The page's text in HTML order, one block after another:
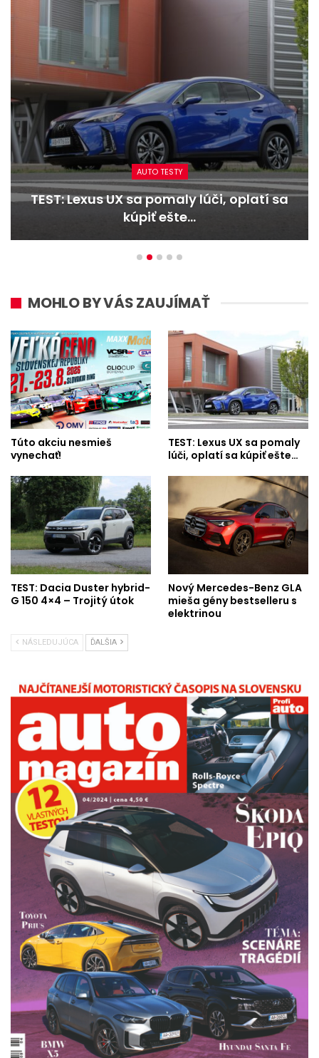
AUTO TESTY
TEST: Lexus UX sa pomaly lúči, oplatí sa
kúpiť ešte…
MOHLO BY VÁS ZAUJÍMAŤ
Túto akciu nesmieš
vynechať!
TEST: Lexus UX sa pomaly
lúči, oplatí sa kúpiť ešte…
TEST: Dacia Duster hybrid-
G 150 4×4 – Trojitý útok
Nový Mercedes-Benz GLA
mieša gény bestselleru s
elektrinou
NÁSLEDUJÚCA ĎALŠIA